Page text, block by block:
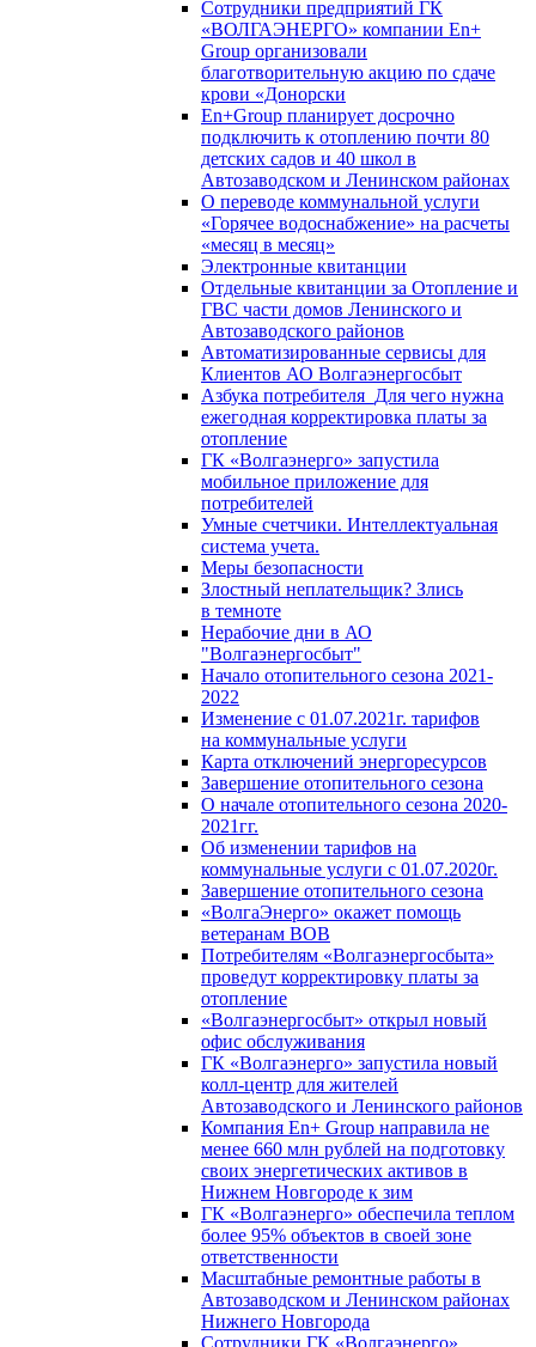
Сотрудники предприятий ГК
«ВОЛГАЭНЕРГО» компании En+
Group организовали
благотворительную акцию по сдаче
крови «Донорски
En+Group планирует досрочно
подключить к отоплению почти 80
детских садов и 40 школ в
Автозаводском и Ленинском районах
О переводе коммунальной услуги
«Горячее водоснабжение» на расчеты
«месяц в месяц»
Электронные квитанции
Отдельные квитанции за Отопление и
ГВС части домов Ленинского и
Автозаводского районов
Автоматизированные сервисы для
Клиентов АО Волгаэнергосбыт
Азбука потребителя_Для чего нужна
ежегодная корректировка платы за
отопление
ГК «Волгаэнерго» запустила
мобильное приложение для
потребителей
Умные счетчики. Интеллектуальная
система учета.
Меры безопасности
Злостный неплательщик? Злись
в темноте
Нерабочие дни в АО
"Волгаэнергосбыт"
Начало отопительного сезона 2021-
2022
Изменение с 01.07.2021г. тарифов
на коммунальные услуги
Карта отключений энергоресурсов
Завершение отопительного сезона
О начале отопительного сезона 2020-
2021гг.
Об изменении тарифов на
коммунальные услуги с 01.07.2020г.
Завершение отопительного сезона
«ВолгаЭнерго» окажет помощь
ветеранам ВОВ
Потребителям «Волгаэнергосбыта»
проведут корректировку платы за
отопление
«Волгаэнергосбыт» открыл новый
офис обслуживания
ГК «Волгаэнерго» запустила новый
колл-центр для жителей
Автозаводского и Ленинского районов
Компания En+ Group направила не
менее 660 млн рублей на подготовку
своих энергетических активов в
Нижнем Новгороде к зим
ГК «Волгаэнерго» обеспечила теплом
более 95% объектов в своей зоне
ответственности
Масштабные ремонтные работы в
Автозаводском и Ленинском районах
Нижнего Новгорода